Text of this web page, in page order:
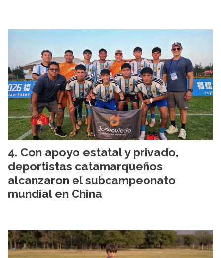
Con apoyo estatal y privado,
deportistas catamarqueños
alcanzaron el subcampeonato
mundial en China